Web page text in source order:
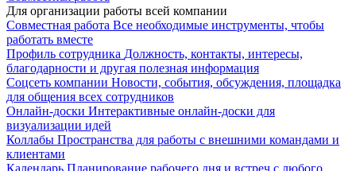
Для организации работы всей компании
Совместная работа Все необходимые инструменты, чтобы
работать вместе
Профиль сотрудника Должность, контакты, интересы,
благодарности и другая полезная информация
Соцсеть компании Новости, события, обсуждения, площадка
для общения всех сотрудников
Онлайн-доски Интерактивные онлайн-доски для
визуализации идей
Коллабы Пространства для работы с внешними командами и
клиентами
Календарь Планирование рабочего дня и встреч с любого